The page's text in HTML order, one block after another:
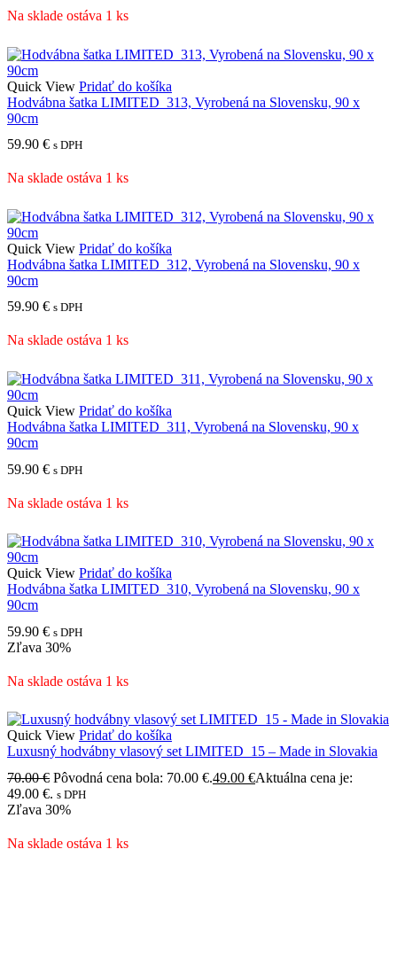
Na sklade ostáva 1 ks
Quick View Pridať do košíka
Hodvábna šatka LIMITED_313, Vyrobená na Slovensku, 90 x
90cm
59.90 € s DPH
Na sklade ostáva 1 ks
Quick View Pridať do košíka
Hodvábna šatka LIMITED_312, Vyrobená na Slovensku, 90 x
90cm
59.90 € s DPH
Na sklade ostáva 1 ks
Quick View Pridať do košíka
Hodvábna šatka LIMITED_311, Vyrobená na Slovensku, 90 x
90cm
59.90 € s DPH
Na sklade ostáva 1 ks
Quick View Pridať do košíka
Hodvábna šatka LIMITED_310, Vyrobená na Slovensku, 90 x
90cm
59.90 € s DPH
Zľava 30%
Na sklade ostáva 1 ks
Quick View Pridať do košíka
Luxusný hodvábny vlasový set LIMITED_15 – Made in Slovakia
70.00€ Pôvodná cena bola: 70.00 €.49.00 €Aktuálna cena je:
49.00 €. s DPH
Zľava 30%
Na sklade ostáva 1 ks